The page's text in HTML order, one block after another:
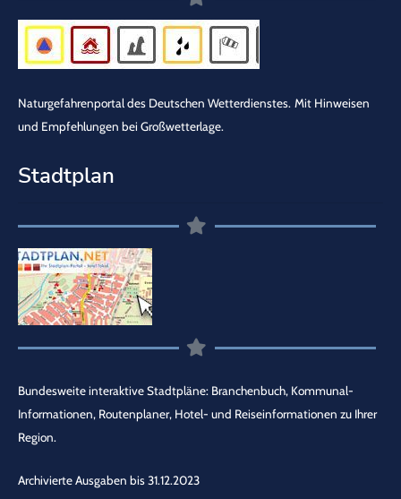
Naturgefahrenportal des Deutschen Wetterdienstes. Mit Hinweisen
und Empfehlungen bei Großwetterlage.
Stadtplan
Bundesweite interaktive Stadtpläne: Branchenbuch, Kommunal-
Informationen, Routenplaner, Hotel- und Reiseinformationen zu Ihrer
Region.
Archivierte Ausgaben bis 31.12.2023